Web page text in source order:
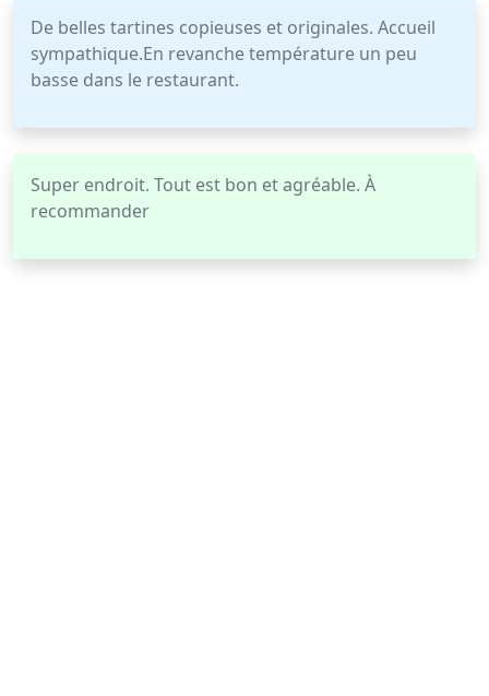
De belles tartines copieuses et originales. Accueil
sympathique.En revanche température un peu
basse dans le restaurant.
Super endroit. Tout est bon et agréable. À
recommander